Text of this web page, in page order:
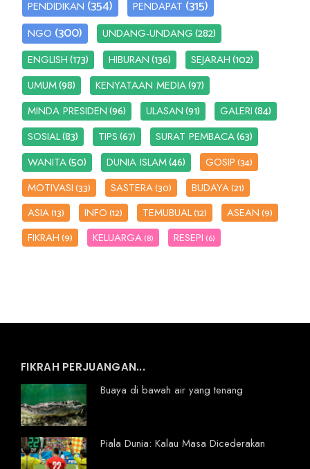
PENDIDIKAN (354) PENDAPAT (315)
NGO (300) UNDANG-UNDANG(282)
ENGLISH(173) HIBURAN(136) SEJARAH(102)
UMUM(98) KENYATAAN MEDIA(97)
MINDA PRESIDEN(96) ULASAN(91) GALERI(84)
SOSIAL(83) TIPS(67) SURAT PEMBACA(63)
WANITA(50) DUNIA ISLAM(46) GOSIP(34)
MOTIVASI(33) SASTERA(30) BUDAYA(21)
ASIA(13) INFO(12) TEMUBUAL(12) ASEAN(9)
FIKRAH(9) KELUARGA (8) RESEPI (6)
FIKRAH PERJUANGAN...
Buaya di bawah air yang tenang
Piala Dunia: Kalau Masa Dicederakan